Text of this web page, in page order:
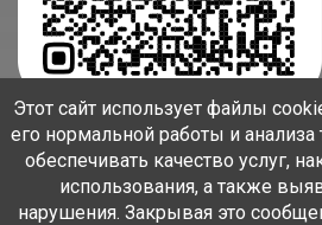
Этот сайт использует файлы
его нормальной работы и анализа
обеспечивать качество услуг,
использования, а также
нарушения. Закрывая это